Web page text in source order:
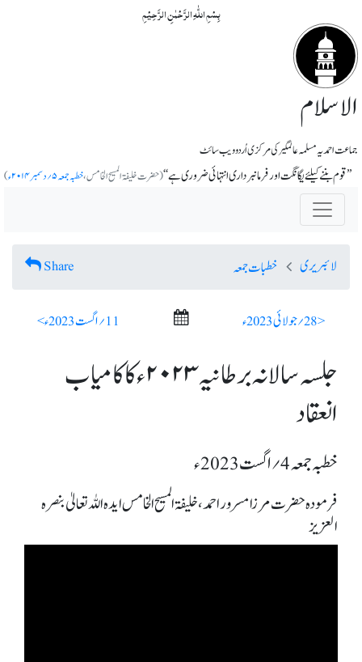
بِسۡمِ اللّٰہِ الرَّحۡمٰنِ الرَّحِیۡمِ
الاسلام
جماعت احمدیہ مسلمہ عالمگیر کی مرکزی اُردو ویب سائٹ
’’قوم بننے کیلئے یگانگت اور فرمانبرداری انتہائی ضروری ہے‘‘(حضرت خلیفالمسیح الخامس،خطبہ جمعہ ۵؍دسمبر ۲۰۱۴ء )
لائبریری خطبات جمعہ Share
< 28؍ جولائی 2023ء 11؍ اگست 2023ء >
جلسہ سالانہ برطانیہ ۲۰۲۳ء کا کامیاب
انعقاد
خطبہ جمعہ 4؍ اگست 2023ء
فرمودہ حضرت مرزا مسرور احمد، خلیفۃ المسیح الخامس ایدہ اللہ تعالیٰ بنصرہ
العزیز